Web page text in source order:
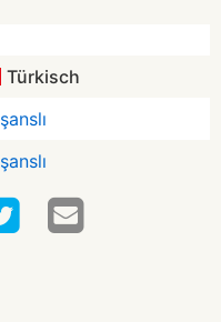
Türkisch
şanslı
şanslı